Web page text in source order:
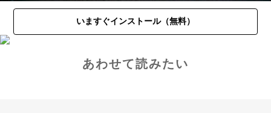
いますぐインストール（無料）
あわせて読みたい